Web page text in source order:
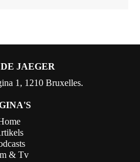
JAEGER
1, 1210 Bruxelles.
& Tv